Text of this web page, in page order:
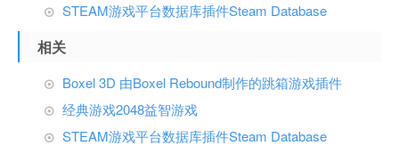
STEAM游戏平台数据库插件Steam Database
相关
Boxel 3D 由Boxel Rebound制作的跳箱游戏插件
经典游戏2048益智游戏
STEAM游戏平台数据库插件Steam Database